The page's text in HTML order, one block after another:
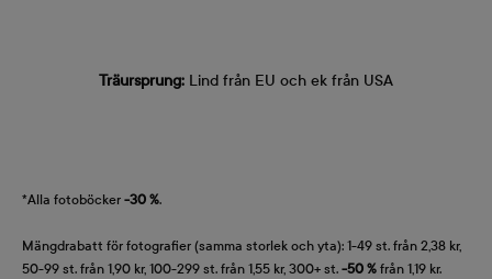
Träursprung: Lind från EU och ek från USA
*Alla fotoböcker -30 %.
Mängdrabatt för fotografier (samma storlek och yta): 1-49 st. från 2,38 kr,
50-99 st. från 1,90 kr, 100-299 st. från 1,55 kr, 300+ st. -50 % från 1,19 kr.